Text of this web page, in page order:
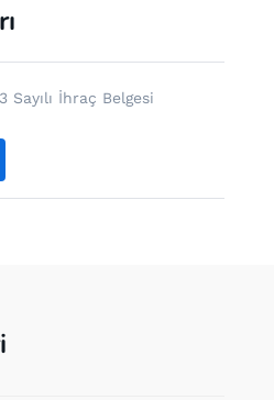
Sayılı İhraç Belgesi